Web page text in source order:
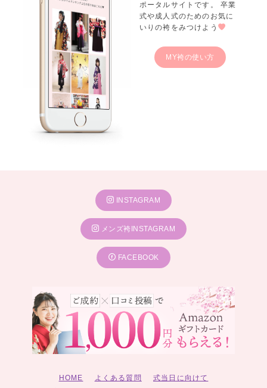
ポータルサイトです。 卒業
式や成人式のためのお気に
いりの袴をみつけよう
MY袴の使い方
INSTAGRAM
メンズ袴INSTAGRAM
FACEBOOK
HOME よくある質問
式当日に向けて